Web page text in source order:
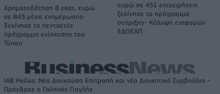
Χρηματοδότηση 8 εκατ. ευρώ
σε 843 μέσα ενημέρωσης-
Ξεκίνησε το πενταετές
πρόγραμμα ενίσχυσης του
Τύπου
ευρώ σε 451 επιχειρήσεις
ξεκίνησε το πρόγραμμα
στήριξης- Κάλυψη εισφορών
ΕΔΟΕΑΠ
IAB Hellas: Νέα Διοικούσα Επιτροπή και νέο Διοικητικό Συμβούλιο -
Πρόεδρος ο Γαληνός Γιαγλής